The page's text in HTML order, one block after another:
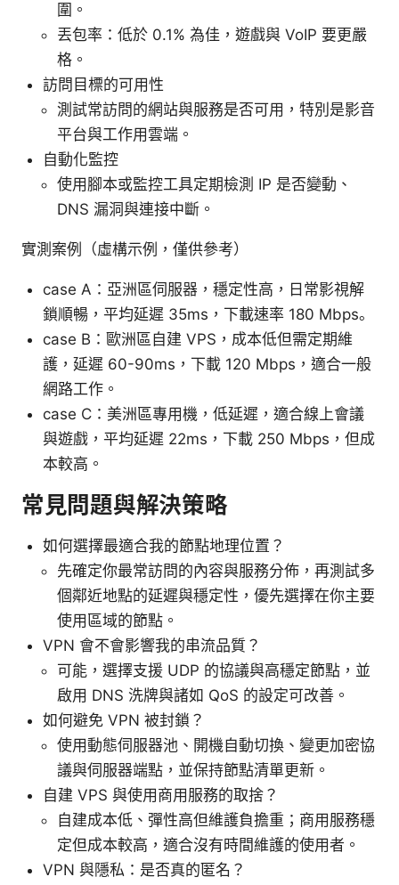
圍。
丟包率：低於 0.1% 為佳，遊戲與 VoIP 要更嚴
格。
訪問目標的可用性
測試常訪問的網站與服務是否可用，特別是影音
平台與工作用雲端。
自動化監控
使用腳本或監控工具定期檢測 IP 是否變動、
DNS 漏洞與連接中斷。
實測案例（虛構示例，僅供參考）
case A：亞洲區伺服器，穩定性高，日常影視解
鎖順暢，平均延遲 35ms，下載速率 180 Mbps。
case B：歐洲區自建 VPS，成本低但需定期維
護，延遲 60-90ms，下載 120 Mbps，適合一般
網路工作。
case C：美洲區專用機，低延遲，適合線上會議
與遊戲，平均延遲 22ms，下載 250 Mbps，但成
本較高。
常見問題與解決策略
如何選擇最適合我的節點地理位置？
先確定你最常訪問的內容與服務分佈，再測試多
個鄰近地點的延遲與穩定性，優先選擇在你主要
使用區域的節點。
VPN 會不會影響我的串流品質？
可能，選擇支援 UDP 的協議與高穩定節點，並
啟用 DNS 洗牌與諸如 QoS 的設定可改善。
如何避免 VPN 被封鎖？
使用動態伺服器池、開機自動切換、變更加密協
議與伺服器端點，並保持節點清單更新。
自建 VPS 與使用商用服務的取捨？
自建成本低、彈性高但維護負擔重；商用服務穩
定但成本較高，適合沒有時間維護的使用者。
VPN 與隱私：是否真的匿名？